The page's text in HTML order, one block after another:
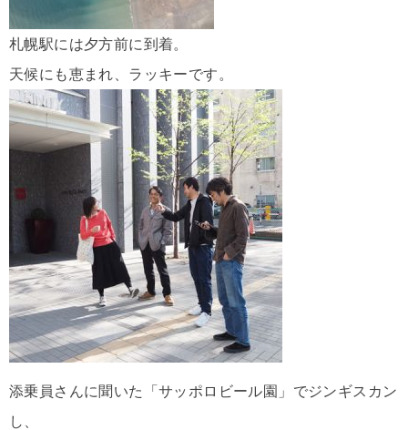
札幌駅には夕方前に到着。
天候にも恵まれ、ラッキーです。
添乗員さんに聞いた「サッポロビール園」でジンギスカン
し、